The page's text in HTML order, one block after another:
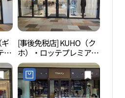
プ
パ
[事後免税店] KUHO（ク
ホ）・ロッテプレミアム
アウトレットパジュ（坡
州）店(구호 롯데프리미
엄아울렛 파주점)